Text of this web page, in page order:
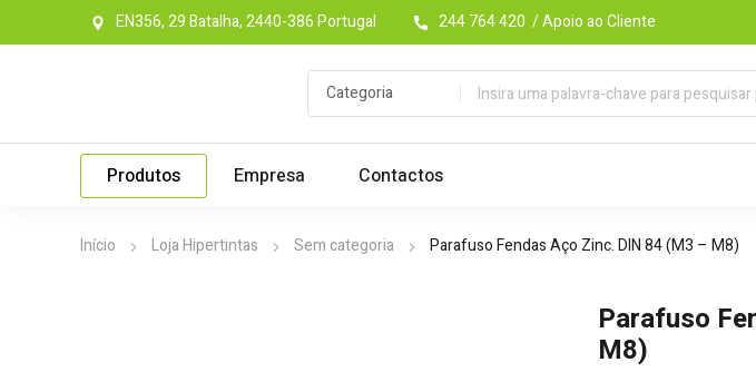
EN356, 29 Batalha, 2440-386 Portugal 244 764 420 / Apoio ao Cliente
Produtos Empresa Contactos
Início Loja Hipertintas Sem categoria Parafuso Fendas Aço Zinc. DIN 84 (M3 – M8)
Parafuso
M8)